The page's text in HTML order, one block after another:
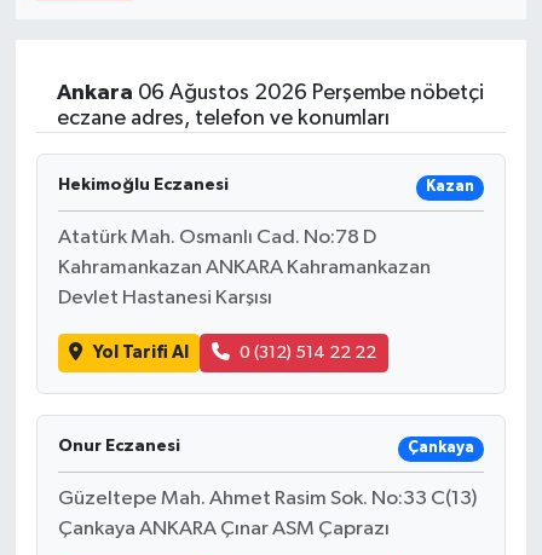
Ankara 06 Ağustos 2026 Perşembe nöbetçi
eczane adres, telefon ve konumları
Hekimoğlu Eczanesi Kazan
Atatürk Mah. Osmanlı Cad. No:78 D
Kahramankazan ANKARA Kahramankazan
Devlet Hastanesi Karşısı
Yol Tarifi Al 0 (312) 514 22 22
Onur Eczanesi Çankaya
Güzeltepe Mah. Ahmet Rasim Sok. No:33 C(13)
Çankaya ANKARA Çınar ASM Çaprazı